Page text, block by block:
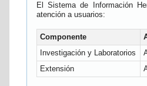
El Sistema de Información
atención a usuarios:
Componente
Investigación y Laboratorios
Extensión